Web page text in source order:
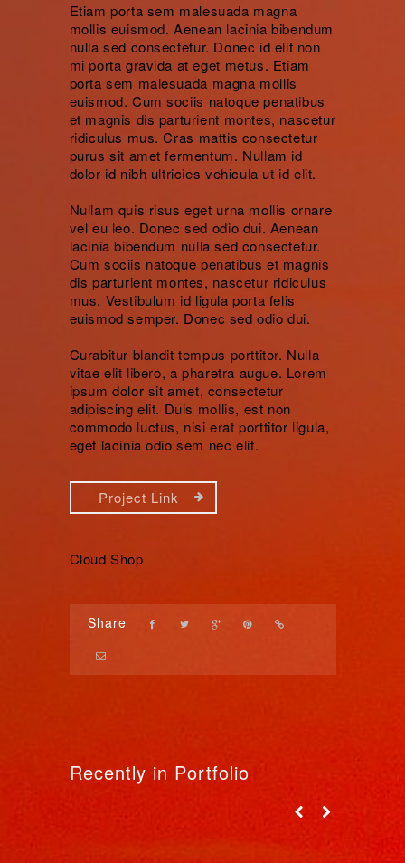
Etiam porta sem malesuada magna
mollis euismod. Aenean lacinia bibendum
nulla sed consectetur. Donec id elit non
mi porta gravida at eget metus. Etiam
porta sem malesuada magna mollis
euismod. Cum sociis natoque penatibus
et magnis dis parturient montes, nascetur
ridiculus mus. Cras mattis consectetur
purus sit amet fermentum. Nullam id
dolor id nibh ultricies vehicula ut id elit.
Nullam quis risus eget urna mollis ornare
vel eu leo. Donec sed odio dui. Aenean
lacinia bibendum nulla sed consectetur.
Cum sociis natoque penatibus et magnis
dis parturient montes, nascetur ridiculus
mus. Vestibulum id ligula porta felis
euismod semper. Donec sed odio dui.
Curabitur blandit tempus porttitor. Nulla
vitae elit libero, a pharetra augue. Lorem
ipsum dolor sit amet, consectetur
adipiscing elit. Duis mollis, est non
commodo luctus, nisi erat porttitor ligula,
eget lacinia odio sem nec elit.
Project Link
Cloud Shop
Share
Recently in Portfolio